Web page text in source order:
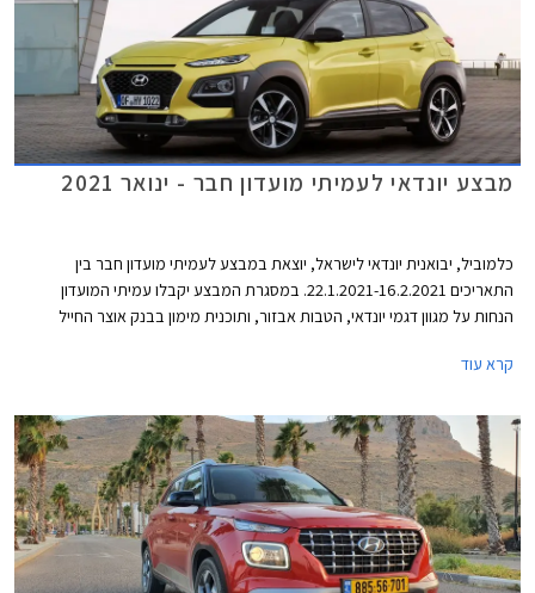
מבצע יונדאי לעמיתי מועדון חבר - ינואר 2021
כלמוביל, יבואנית יונדאי לישראל, יוצאת במבצע לעמיתי מועדון חבר בין
התאריכים 22.1.2021-16.2.2021. במסגרת המבצע יקבלו עמיתי המועדון
הנחות על מגוון דגמי יונדאי, הטבות אבזור, ותוכנית מימון בבנק אוצר החייל
תכנית המימון חבר ליס. המבצע ייערך בכל אולמות התצוגה של יונדאי ברחבי
קרא עוד